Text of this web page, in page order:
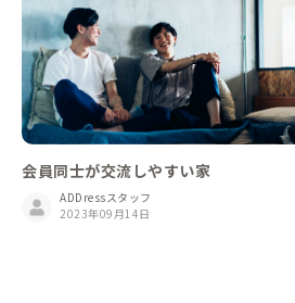
会員同士が交流しやすい家
ADDressスタッフ
2023年09月14日